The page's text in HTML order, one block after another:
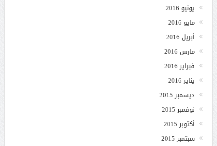
يونيو 2016
مايو 2016
أبريل 2016
مارس 2016
فبراير 2016
يناير 2016
ديسمبر 2015
نوفمبر 2015
أكتوبر 2015
سبتمبر 2015